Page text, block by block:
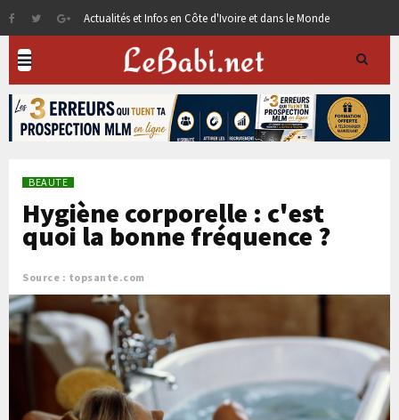
Actualités et Infos en Côte d'Ivoire et dans le Monde
BEAUTE
Hygiène corporelle : c'est
quoi la bonne fréquence ?
Source : topsante.com